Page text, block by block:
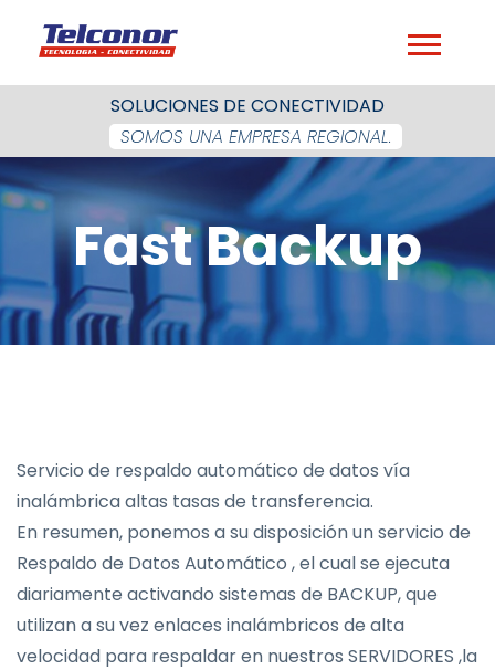
SOLUCIONES DE CONECTIVIDAD
SOMOS UNA EMPRESA REGIONAL.
Fast Backup
Servicio de respaldo automático de datos vía
inalámbrica altas tasas de transferencia.
En resumen, ponemos a su disposición un servicio de
Respaldo de Datos Automático , el cual se ejecuta
diariamente activando sistemas de BACKUP, que
utilizan a su vez enlaces inalámbricos de alta
velocidad para respaldar en nuestros SERVIDORES ,la